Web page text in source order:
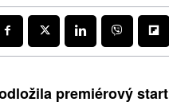
premiérový start